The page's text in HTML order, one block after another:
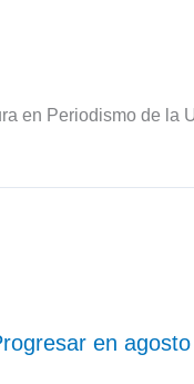
en Periodismo de la
en